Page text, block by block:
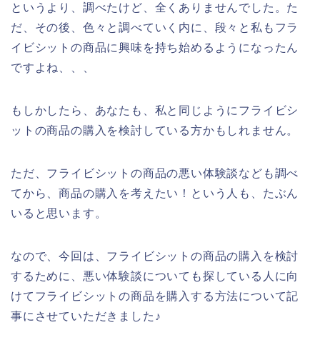
というより、調べたけど、全くありませんでした。た
だ、その後、色々と調べていく内に、段々と私もフラ
イビシットの商品に興味を持ち始めるようになったん
ですよね、、、
もしかしたら、あなたも、私と同じようにフライビシ
ットの商品の購入を検討している方かもしれません。
ただ、フライビシットの商品の悪い体験談なども調べ
てから、商品の購入を考えたい！という人も、たぶん
いると思います。
なので、今回は、フライビシットの商品の購入を検討
するために、悪い体験談についても探している人に向
けてフライビシットの商品を購入する方法について記
事にさせていただきました♪